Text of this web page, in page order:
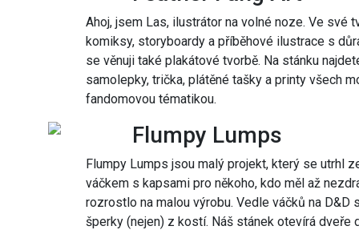
Ahoj, jsem Las, ilustrátor na volné noze. Ve své
komiksy, storyboardy a příběhové ilustrace s
se věnuji také plakátové tvorbě. Na stánku
samolepky, trička, plátěné tašky a printy všech
fandomovou tématikou.
Flumpy Lumps
Flumpy Lumps jsou malý projekt, který se utrhl
váčkem s kapsami pro někoho, kdo měl až
rozrostlo na malou výrobu. Vedle váčků na
šperky (nejen) z kostí. Náš stánek otevírá dveře